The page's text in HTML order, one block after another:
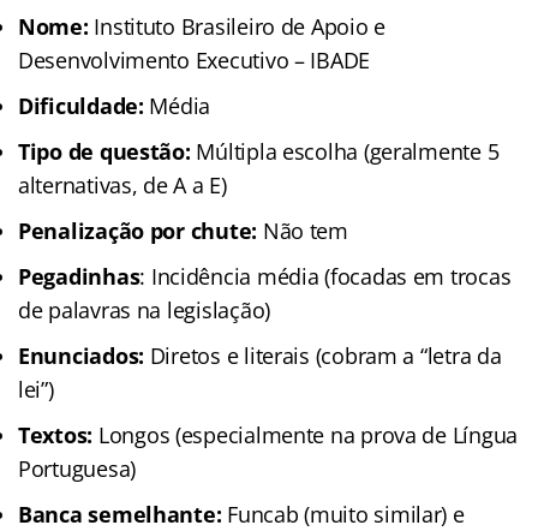
Nome: Instituto Brasileiro de Apoio e
Desenvolvimento Executivo – IBADE
Dificuldade: Média
Tipo de questão: Múltipla escolha (geralmente 5
alternativas, de A a E)
Penalização por chute: Não tem
Pegadinhas: Incidência média (focadas em trocas
de palavras na legislação)
Enunciados: Diretos e literais (cobram a “letra da
lei”)
Textos: Longos (especialmente na prova de Língua
Portuguesa)
Banca semelhante: Funcab (muito similar) e